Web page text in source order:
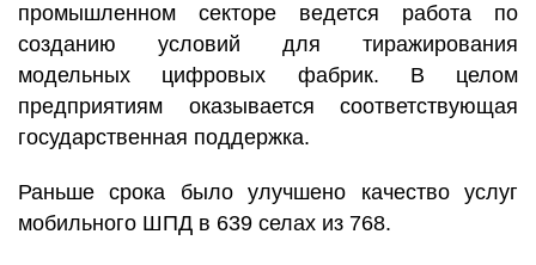
промышленном секторе ведется работа по
созданию условий для тиражирования
модельных цифровых фабрик. В целом
предприятиям оказывается соответствующая
государственная поддержка.
Раньше срока было улучшено качество услуг
мобильного ШПД в 639 селах из 768.